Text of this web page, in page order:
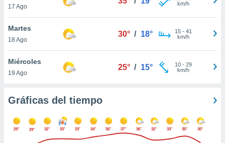
similares
como
sitio
de
posible
en
a lo que
Para
17 Ago
km/h
Martes
18 Ago
30° / 18° 15- 41
km/h
Miércoles
19 Ago
25° / 15° 10- 29
km/h
Gráficas del tiempo
29° 29° 32° 33° 33° 34° 36° 37° 36° 32° 33° 35° 30°